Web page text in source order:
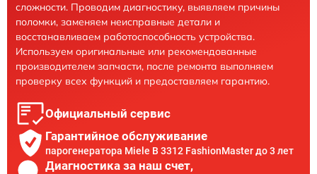
сложности. Проводим диагностику, выявляем причины
поломки, заменяем неисправные детали и
восстанавливаем работоспособность устройства.
Используем оригинальные или рекомендованные
производителем запчасти, после ремонта выполняем
проверку всех функций и предоставляем гарантию.
Официальный сервис
Гарантийное обслуживание
парогенератора Miele B 3312 FashionMaster до 3 лет
Диагностика за наш счет,